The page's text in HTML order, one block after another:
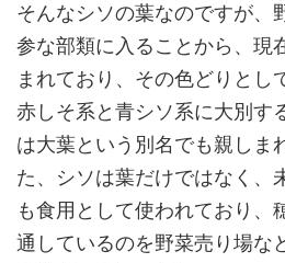
そんなシソの葉なのですが、
参な部類に入ることから、現
まれており、その色どりとし
赤しそ系と青シソ系に大別す
は大葉という別名でも親しま
た、シソは葉だけではなく、
も食用として使われており、
通しているのを野菜売り場な